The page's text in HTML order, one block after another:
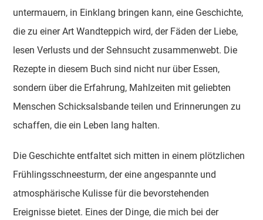
untermauern, in Einklang bringen kann, eine Geschichte,
die zu einer Art Wandteppich wird, der Fäden der Liebe,
lesen Verlusts und der Sehnsucht zusammenwebt. Die
Rezepte in diesem Buch sind nicht nur über Essen,
sondern über die Erfahrung, Mahlzeiten mit geliebten
Menschen Schicksalsbande teilen und Erinnerungen zu
schaffen, die ein Leben lang halten.
Die Geschichte entfaltet sich mitten in einem plötzlichen
Frühlingsschneesturm, der eine angespannte und
atmosphärische Kulisse für die bevorstehenden
Ereignisse bietet. Eines der Dinge, die mich bei der